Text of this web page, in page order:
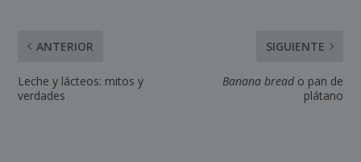
ANTERIOR
Leche y lácteos: mitos y
verdades
SIGUIENTE
Banana breado pan de
plátano